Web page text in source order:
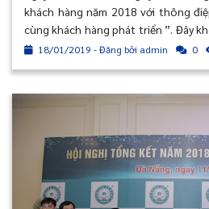
khách hàng năm 2018 với thông
cùng khách hàng phát triển ”. Đây
khách hàng và Công ty Cổ phần Xi
của Xi măng Cẩm Phả cùng với
18/01/2019 - Đăng bởi admin 0